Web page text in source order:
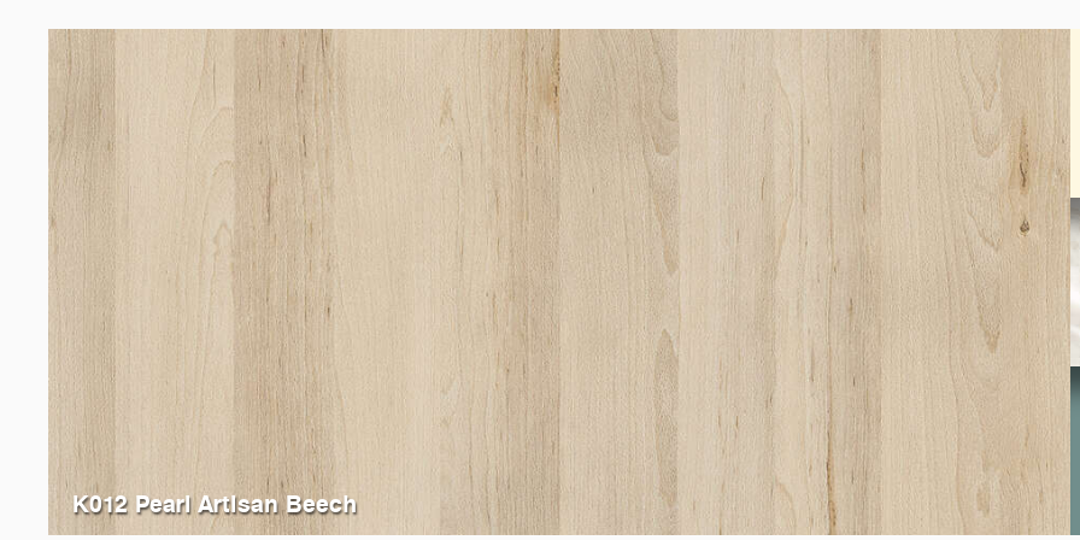
K012 Pearl Artisan Beech